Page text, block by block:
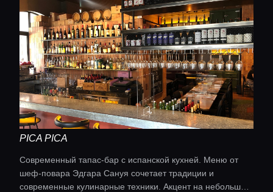
PICA PICA
Современный тапас-бар с испанской кухней. Меню от
шеф-повара Эдгара Сануя сочетает традиции и
современные кулинарные техники. Акцент на небольшие